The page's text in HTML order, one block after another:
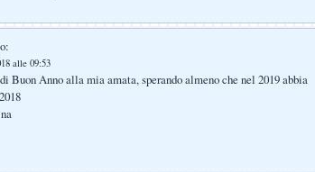
alle 09:53
Buon Anno alla mia amata, sperando almeno che nel 2019 abbia